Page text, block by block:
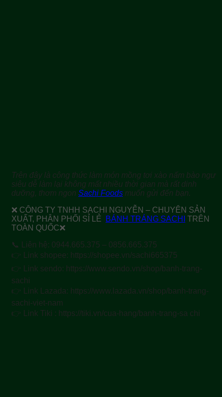
Trên đây là công thức làm món mồng tơi xào nấm bào ngư
siêu dễ làm lại không mất nhiều thời gian mà rất dinh
dưỡng, thơm ngon Sachi Foods muốn gửi đến bạn.
❌ CÔNG TY TNHH SACHI NGUYỄN – CHUYÊN SẢN
XUẤT, PHÂN PHỐI SỈ LẺ
BÁNH TRÁNG SACHI
TRÊN
TOÀN QUỐC❌
📞 Liên hệ: 0944.665.375 – 0856.665.375
👉 Link shopee: https://shopee.vn/sachi665375
👉 Link sendo: https://www.sendo.vn/shop/banh-trang-
sachi
👉 Link Lazada: https://www.lazada.vn/shop/banh-trang-
sachi-viet-nam
👉 Link Tiki : https://tiki.vn/cua-hang/banh-trang-sa chi